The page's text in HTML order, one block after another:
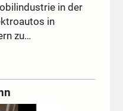
in der
in
zu…